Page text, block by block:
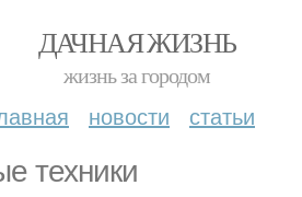
ДАЧНАЯ ЖИЗНЬ
жизнь за городом
новости статьи
техники